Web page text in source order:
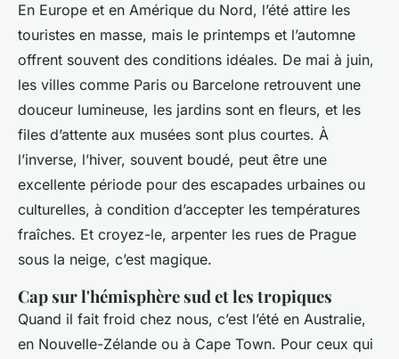
En Europe et en Amérique du Nord, l’été attire les
touristes en masse, mais le printemps et l’automne
offrent souvent des conditions idéales. De mai à juin,
les villes comme Paris ou Barcelone retrouvent une
douceur lumineuse, les jardins sont en fleurs, et les
files d’attente aux musées sont plus courtes. À
l’inverse, l’hiver, souvent boudé, peut être une
excellente période pour des escapades urbaines ou
culturelles, à condition d’accepter les températures
fraîches. Et croyez-le, arpenter les rues de Prague
sous la neige, c’est magique.
Cap sur l'hémisphère sud et les tropiques
Quand il fait froid chez nous, c’est l’été en Australie,
en Nouvelle-Zélande ou à Cape Town. Pour ceux qui